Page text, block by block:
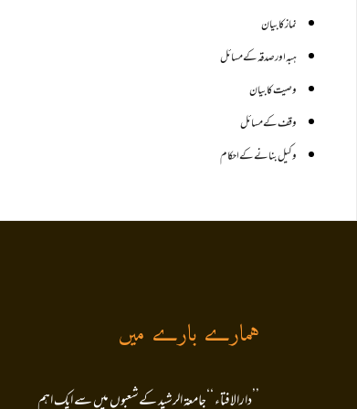
نماز کا بیان
ہبہ اور صدقہ کے مسائل
وصیت کا بیان
وقف کے مسائل
وکیل بنانے کے احکام
ہمارے بارے میں
’’دارالافتاء ‘‘جامعۃ الرشید کےشعبوں میں سے ایک اہم